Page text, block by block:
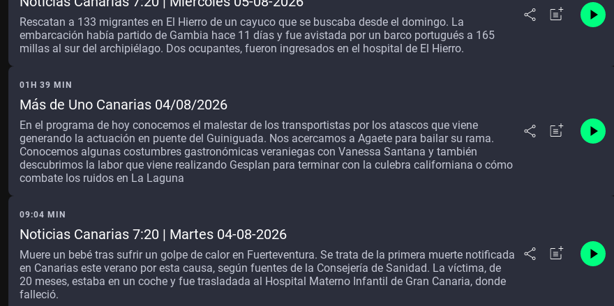
Rescatan a 133 migrantes en El Hierro de un cayuco que se buscaba desde el domingo. La
embarcación había partido de Gambia hace 11 días y fue avistada por un barco portugués a 165
millas al sur del archipiélago. Dos ocupantes, fueron ingresados en el hospital de El Hierro.
01H 39 MIN
Más de Uno Canarias 04/08/2026
En el programa de hoy conocemos el malestar de los transportistas por los atascos que viene
generando la actuación en puente del Guiniguada. Nos acercamos a Agaete para bailar su rama.
Conocemos algunas costumbres gastronómicas veraniegas con Vanessa Santana y también
descubrimos la labor que viene realizando Gesplan para terminar con la culebra californiana o cómo
combate los ruidos en La Laguna
09:04 MIN
Noticias Canarias 7:20 | Martes 04-08-2026
Muere un bebé tras sufrir un golpe de calor en Fuerteventura. Se trata de la primera muerte notificada
en Canarias este verano por esta causa, según fuentes de la Consejería de Sanidad. La víctima, de
20 meses, estaba en un coche y fue trasladada al Hospital Materno Infantil de Gran Canaria, donde
falleció.